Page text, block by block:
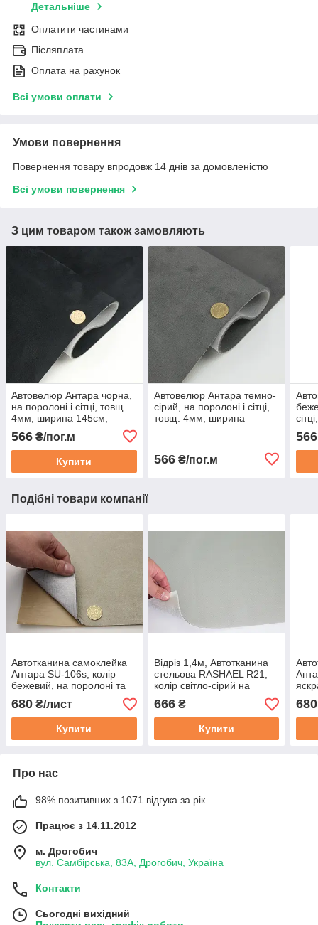
Детальніше
Оплатити частинами
Післяплата
Оплата на рахунок
Всі умови оплати
Умови повернення
Повернення товару впродовж 14 днів за домовленістю
Всі умови повернення
З цим товаром також замовляють
Автовелюр Антара чорна,
на поролоні і сітці, товщ.
4мм, ширина 145см,
566 ₴/пог.м
Купити
Автовелюр Антара темно-
сірий, на поролоні і сітці,
товщ. 4мм, ширина
566₴/пог.м
566
Подібні товари компанії
Автотканина самоклейка
Антара SU-106s, колір
бежевий, на поролоні та
сітці, товщ. 4мм, лист
148х100см, Туреччина
680 ₴/лист
Купити
Відріз 1,4м, Автотканина
стельова RASHAEL R21,
колір світло-сірий на
поролоні та повсті, товщ.
2мм, шир. 168см,
Туреччина
666₴
Купити
680
Про нас
98% позитивних з 1071 відгука за рік
Працює з 14.11.2012
м. Дрогобич
вул. Самбірська, 83А, Дрогобич, Україна
Контакти
Сьогодні вихідний